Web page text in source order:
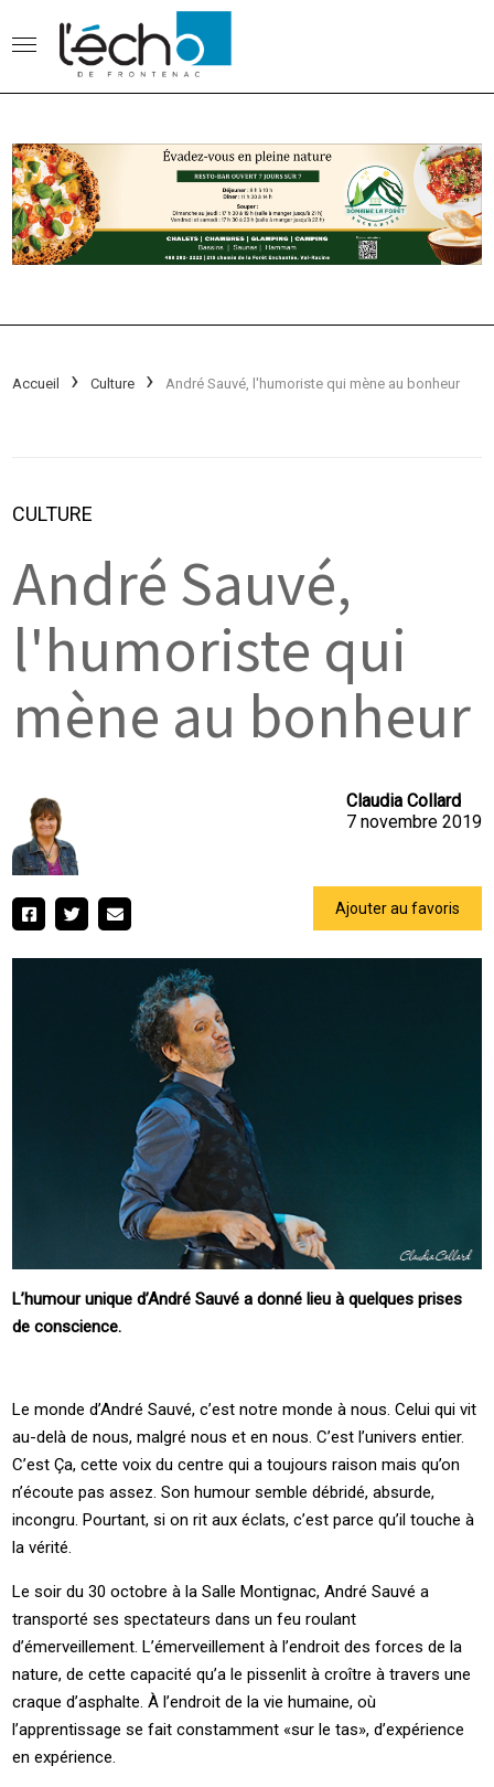
Accueil Culture André Sauvé, l'humoriste qui mène au bonheur
CULTURE
André Sauvé,
l'humoriste qui
mène au bonheur
Claudia Collard
7 novembre 2019
Ajouter au favoris
L’humour unique d’André Sauvé a donné lieu à quelques prises
de conscience.
Le monde d’André Sauvé, c’est notre monde à nous. Celui qui vit
au-delà de nous, malgré nous et en nous. C’est l’univers entier.
C’est Ça, cette voix du centre qui a toujours raison mais qu’on
n’écoute pas assez. Son humour semble débridé, absurde,
incongru. Pourtant, si on rit aux éclats, c’est parce qu’il touche à
la vérité.
Le soir du 30 octobre à la Salle Montignac, André Sauvé a
transporté ses spectateurs dans un feu roulant
d’émerveillement. L’émerveillement à l’endroit des forces de la
nature, de cette capacité qu’a le pissenlit à croître à travers une
craque d’asphalte. À l’endroit de la vie humaine, où
l’apprentissage se fait constamment «sur le tas», d’expérience
en expérience.